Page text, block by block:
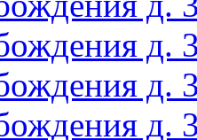
д.
д.
д.